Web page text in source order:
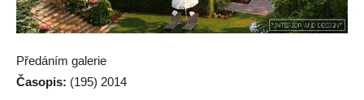
Předáním galerie
Časopis: (195) 2014